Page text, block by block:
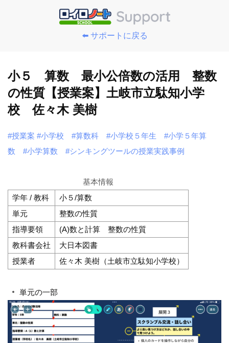
⬅️ サポートに戻る
小５ 算数 最小公倍数の活用 整数
の性質【授業案】土岐市立駄知小学
校 佐々木 美樹
#授業案 #小学校 #算数科 #小学校５年生
#小学５年算
数
#小学算数 #シンキングツールの授業実践事例
基本情報
学年 / 教科
小５/算数
単元
整数の性質
指導要領
(A)数と計算 整数の性質
教科書会社
大日本図書
授業者
佐々木 美樹（土岐市立駄知小学校）
単元の一部